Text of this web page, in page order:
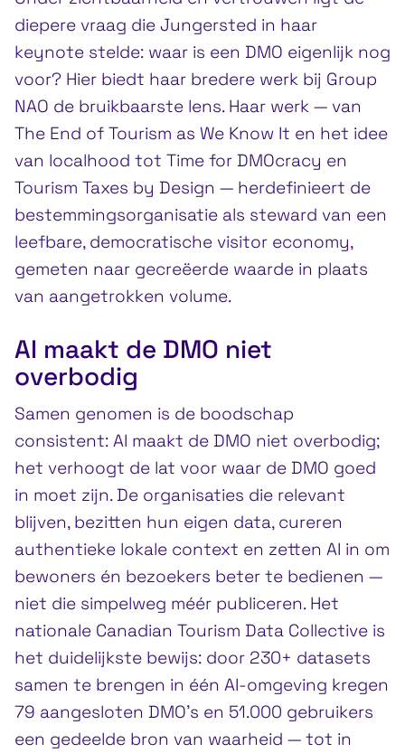
diepere vraag die Jungersted in haar
keynote stelde: waar is een DMO eigenlijk nog
voor? Hier biedt haar bredere werk bij Group
NAO de bruikbaarste lens. Haar werk — van
The End of Tourism as We Know It en het idee
van localhood tot Time for DMOcracy en
Tourism Taxes by Design — herdefinieert de
bestemmingsorganisatie als steward van een
leefbare, democratische visitor economy,
gemeten naar gecreëerde waarde in plaats
van aangetrokken volume.
AI maakt de DMO niet
overbodig
Samen genomen is de boodschap
consistent: AI maakt de DMO niet overbodig;
het verhoogt de lat voor waar de DMO goed
in moet zijn. De organisaties die relevant
blijven, bezitten hun eigen data, cureren
authentieke lokale context en zetten AI in om
bewoners én bezoekers beter te bedienen —
niet die simpelweg méér publiceren. Het
nationale Canadian Tourism Data Collective is
het duidelijkste bewijs: door 230+ datasets
samen te brengen in één AI-omgeving kregen
79 aangesloten DMO’s en 51.000 gebruikers
een gedeelde bron van waarheid — tot in